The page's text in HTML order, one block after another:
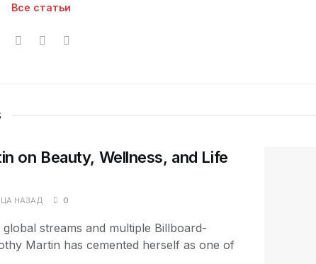
Все статьи
on Beauty, Wellness, and Life
НАЗАД 0
streams and multiple Billboard-
Martin has cemented herself as one of